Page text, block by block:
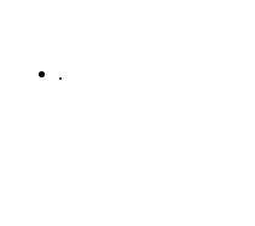
.